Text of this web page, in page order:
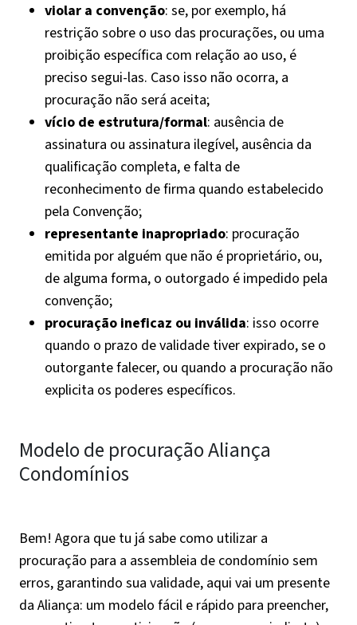
violar a convenção: se, por exemplo, há
restrição sobre o uso das procurações, ou uma
proibição específica com relação ao uso, é
preciso segui-las. Caso isso não ocorra, a
procuração não será aceita;
vício de estrutura/formal: ausência de
assinatura ou assinatura ilegível, ausência da
qualificação completa, e falta de
reconhecimento de firma quando estabelecido
pela Convenção;
representante inapropriado: procuração
emitida por alguém que não é proprietário, ou,
de alguma forma, o outorgado é impedido pela
convenção;
procuração ineficaz ou inválida: isso ocorre
quando o prazo de validade tiver expirado, se o
outorgante falecer, ou quando a procuração não
explicita os poderes específicos.
Modelo de procuração Aliança
Condomínios
Bem! Agora que tu já sabe como utilizar a
procuração para a assembleia de condomínio sem
erros, garantindo sua validade, aqui vai um presente
da Aliança: um modelo fácil e rápido para preencher,